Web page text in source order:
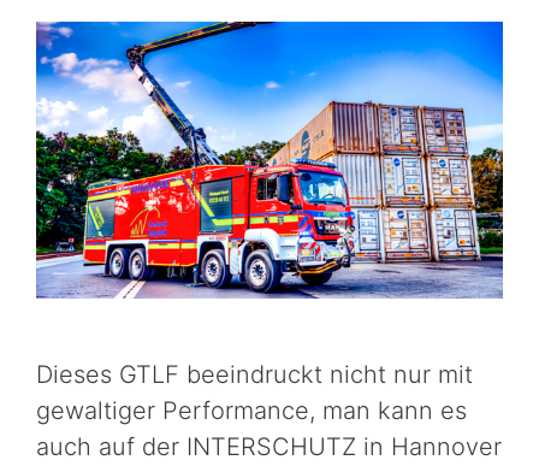
Dieses GTLF beeindruckt nicht nur mit
gewaltiger Performance, man kann es
auch auf der INTERSCHUTZ in Hannover